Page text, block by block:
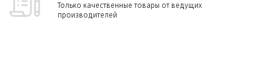
Только качественные товары от ведущих
производителей